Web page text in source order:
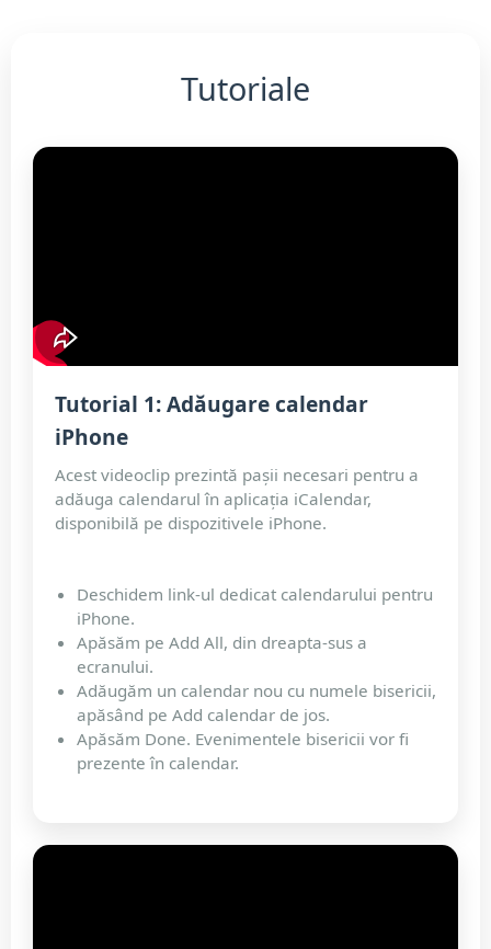
Tutoriale
Tutorial 1: Adăugare calendar
iPhone
Acest videoclip prezintă pașii necesari pentru a
adăuga calendarul în aplicația iCalendar,
disponibilă pe dispozitivele iPhone.
Deschidem link-ul dedicat calendarului pentru
iPhone.
Apăsăm pe Add All, din dreapta-sus a
ecranului.
Adăugăm un calendar nou cu numele bisericii,
apăsând pe Add calendar de jos.
Apăsăm Done. Evenimentele bisericii vor fi
prezente în calendar.